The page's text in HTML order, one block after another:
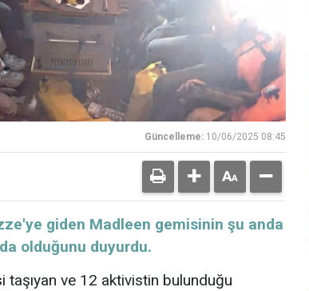
Güncelleme: 10/06/2025 08:45
giden Madleen gemisinin şu anda
olduğunu duyurdu.
taşıyan ve 12 aktivistin bulunduğu